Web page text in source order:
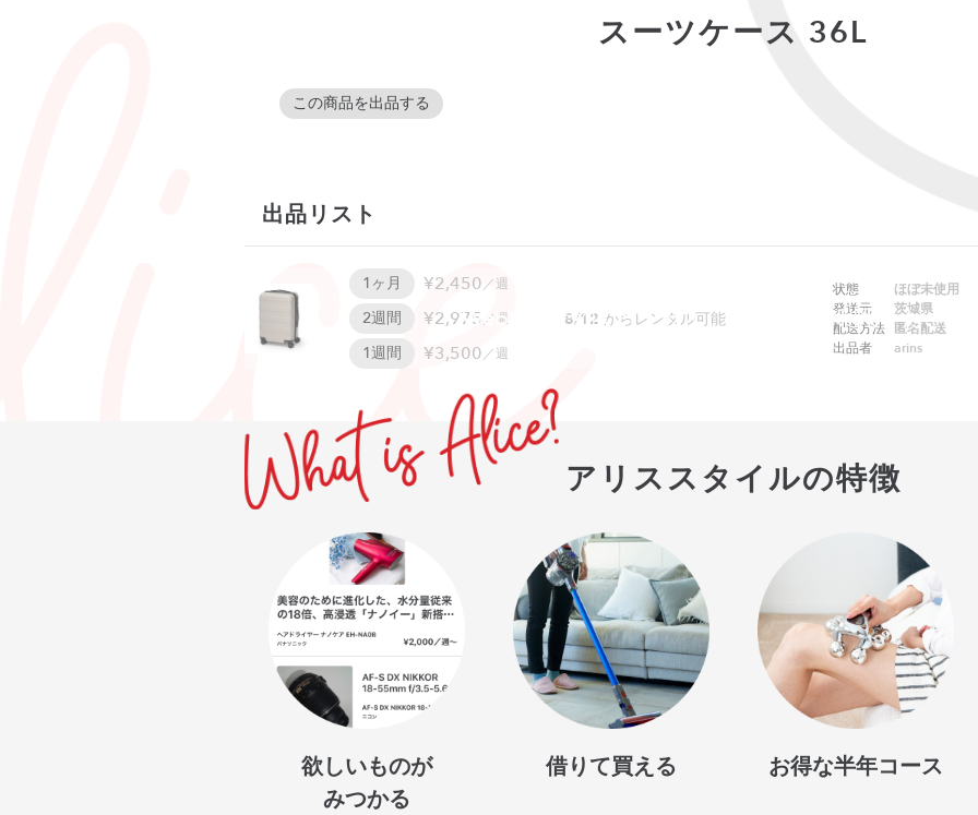
スーツケース 36L
この商品を出品する
出品リスト
Webでは予約できません。アプリをご利用ください
1ヶ月 ¥2,450／週
2週間 ¥2,975 ／週
1週間 ¥3,500／週
8/12 からレンタル可能
状態
発送元
配送方法
出品者
ほぼ未使用
茨城県
匿名配送
arins
アリススタイルの特徴
欲しいものが
みつかる
借りて買える お得な半年コース